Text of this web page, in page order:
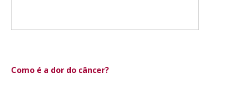
Como é a dor do câncer?